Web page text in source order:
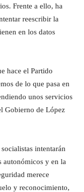
Frente a ello, ha
reescribir la
en los datos
hace el Partido
de lo que pasa en
unos servicios
Gobierno de López
intentarán
autonómicos y en la
merece
y reconocimiento,